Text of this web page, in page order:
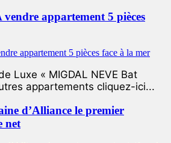
appartement 5 pièces
Luxe « MIGDAL NEVE Bat
appartements cliquez-ici...
d’Alliance le premier
net